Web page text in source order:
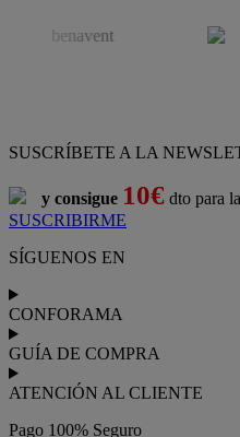
SUSCRÍBETE A LA
y consigue 10€ dto para
SUSCRIBIRME
SÍGUENOS EN
CONFORAMA
GUÍA DE COMPRA
ATENCIÓN AL CLIENTE
Pago 100% Seguro